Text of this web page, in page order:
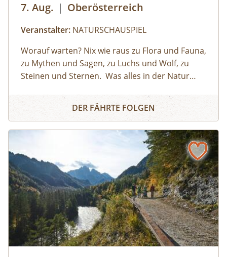
EckartsauVerpflegung: Lunchpakete & 1x Grillen
am Lagefeuer, Getränke
7. Aug. | Oberösterreich
Veranstalter: NATURSCHAUSPIEL
Worauf warten? Nix wie raus zu Flora und Fauna,
zu Mythen und Sagen, zu Luchs und Wolf, zu
Steinen und Sternen.⁠ ⁠ Was alles in der Natur
wissen die NATURSCHAUSPIEL Guides. Als
Naturvermittler:innen verstehen sie es, Groß
öffnen.⁠ ⁠NATURSCHAUSPIEL ist Oberösterreichs
Plattform für Naturvermittlung So geht's:⁠Melde
dich zu einem Termin aus dem
Veranstaltungskalender an oder organisiere
dein privates NATURSCHAUSPIEL: Jede Tour
kann auf Anfrage zu individuell vereinbarten
Terminen durchgeführt werden. ⁠
Naturerlebnis
DER FÄHRTE FOLGEN